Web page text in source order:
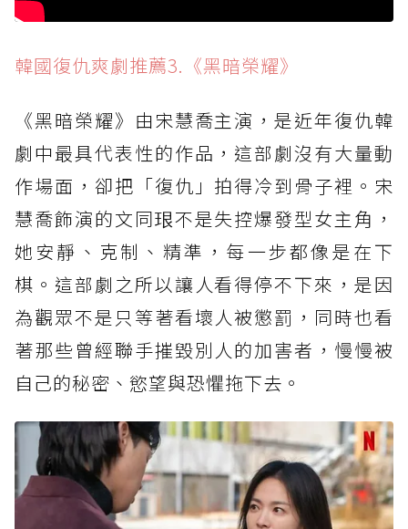
韓國復仇爽劇推薦3.《黑暗榮耀》
《黑暗榮耀》由宋慧喬主演，是近年復仇韓
劇中最具代表性的作品，這部劇沒有大量動
作場面，卻把「復仇」拍得冷到骨子裡。宋
慧喬飾演的文同珢不是失控爆發型女主角，
她安靜、克制、精準，每一步都像是在下
棋。這部劇之所以讓人看得停不下來，是因
為觀眾不是只等著看壞人被懲罰，同時也看
著那些曾經聯手摧毀別人的加害者，慢慢被
自己的秘密、慾望與恐懼拖下去。